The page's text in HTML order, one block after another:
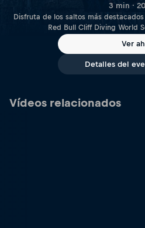
3 min ·
Disfruta de los saltos más
Red Bull Cliff Diving World
Ver
Detalles del
Vídeos relacionados